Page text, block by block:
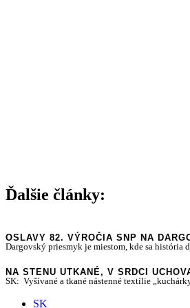
Ďalšie články:
OSLAVY 82. VÝROČIA SNP NA
Dargovský priesmyk je miestom, kde sa história
NA STENU UTKANÉ, V SRDCI
SK: Vyšívané a tkané nástenné textílie
SK